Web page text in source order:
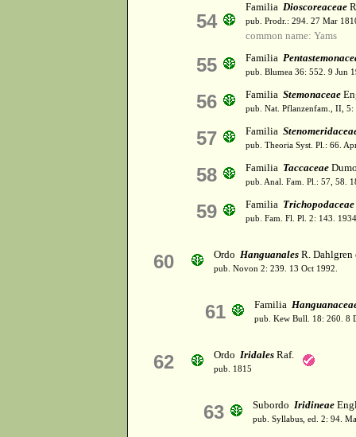
54
Familia Dioscoreaceae
pub. Prodr.: 294. 27 Mar
common name: Yams
55 Familia
pub. Blumea 36: 552. 9 Jun
56 Familia Stemonaceae
pub. Nat. Pflanzenfam., II,
57 Familia
pub. Theoria Syst. Pl.: 66.
58 Familia Taccaceae
pub. Anal. Fam. Pl.: 57, 58.
59 Familia Trichopodaceae
pub. Fam. Fl. Pl. 2: 143.
60 Ordo Hanguanales R. Dahlgren
pub. Novon 2: 239. 13 Oct 1992.
61 Familia
pub. Kew Bull. 18: 260. 8
62 Ordo Iridales Raf.
pub. 1815
63 Subordo Iridineae
pub. Syllabus, ed. 2: 94.